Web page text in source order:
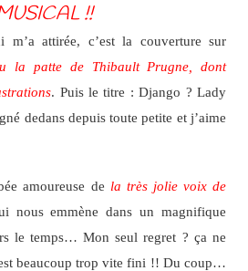
!!
m’a attirée, c’est la couverture sur
la patte de Thibault Prugne, dont
. Puis le titre : Django ? Lady
dedans depuis toute petite et j’aime
amoureuse de la très jolie voix de
nous emmène dans un magnifique
le temps… Mon seul regret ? ça ne
beaucoup trop vite fini !! Du coup…